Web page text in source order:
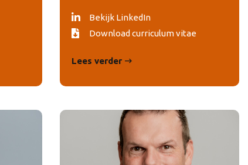
Bekijk LinkedIn
Download curriculum vitae
Lees verder